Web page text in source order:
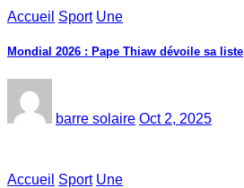
Accueil Sport Une
Mondial 2026 : Pape Thiaw dévoile sa liste
barre solaire Oct 2, 2025
Accueil Sport Une